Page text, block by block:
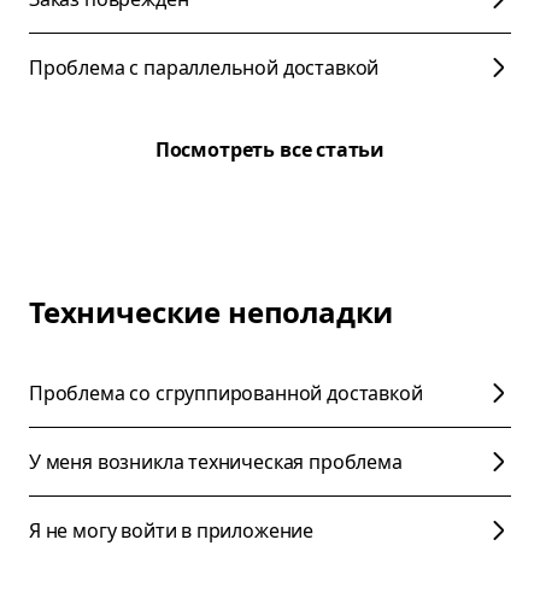
Проблема с параллельной доставкой
Посмотреть все статьи
Технические неполадки
Проблема со сгруппированной доставкой
У меня возникла техническая проблема
Я не могу войти в приложение